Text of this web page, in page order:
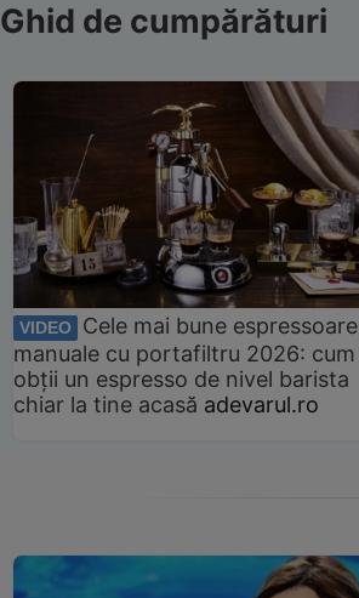
Ghid de cumpărături
VIDEO
Cele mai bune espressoare
manuale cu portafiltru 2026: cum
obții un espresso de nivel barista
chiar la tine acasă adevarul.ro